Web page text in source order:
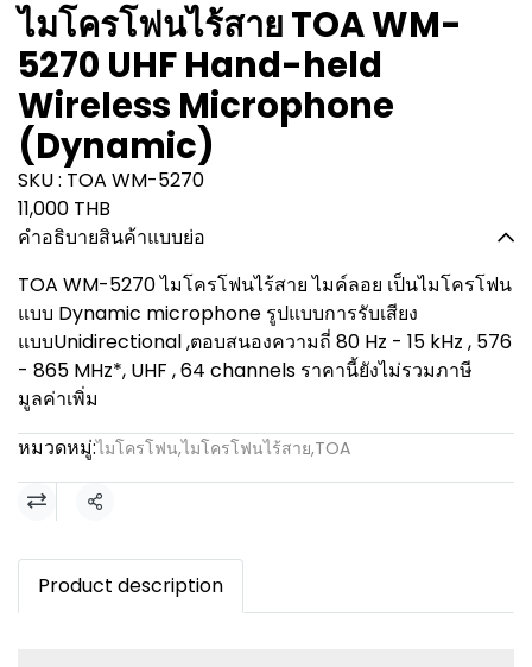
ไมโครโฟนไร้สาย TOA WM-
5270 UHF Hand-held
Wireless Microphone
(Dynamic)
SKU : TOA WM-5270
11,000 THB
คำอธิบายสินค้าแบบย่อ
TOA WM-5270 ไมโครโฟนไร้สาย ไมค์ลอย เป็นไมโครโฟน
แบบ Dynamic microphone รูปแบบการรับเสียง
แบบUnidirectional ,ตอบสนองความถี่ 80 Hz - 15 kHz , 576
- 865 MHz*, UHF , 64 channels ราคานี้ยังไม่รวมภาษี
มูลค่าเพิ่ม
หมวดหมู่:ไมโครโฟน,ไมโครโฟนไร้สาย,TOA
แชร์
Product description